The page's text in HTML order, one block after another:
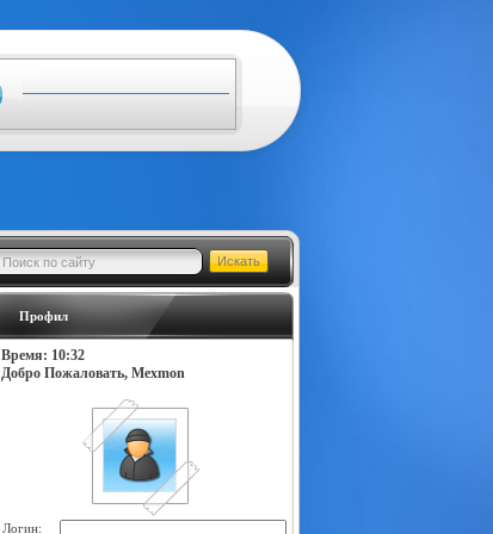
Профил
Время: 10:32
Добро Пожаловать, Mexmon
Логин: